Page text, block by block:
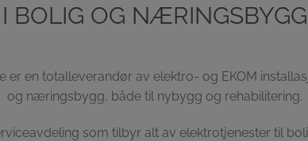
I BOLIG OG NÆRINGSBYGG
er en totalleverandør av elektro- og EKOM
og næringsbygg, både til nybygg og rehabilitering.
som tilbyr alt av elektrotjenester til